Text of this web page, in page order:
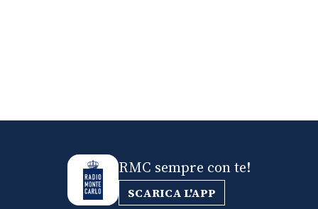
RMC sempre con te!
SCARICA L'APP